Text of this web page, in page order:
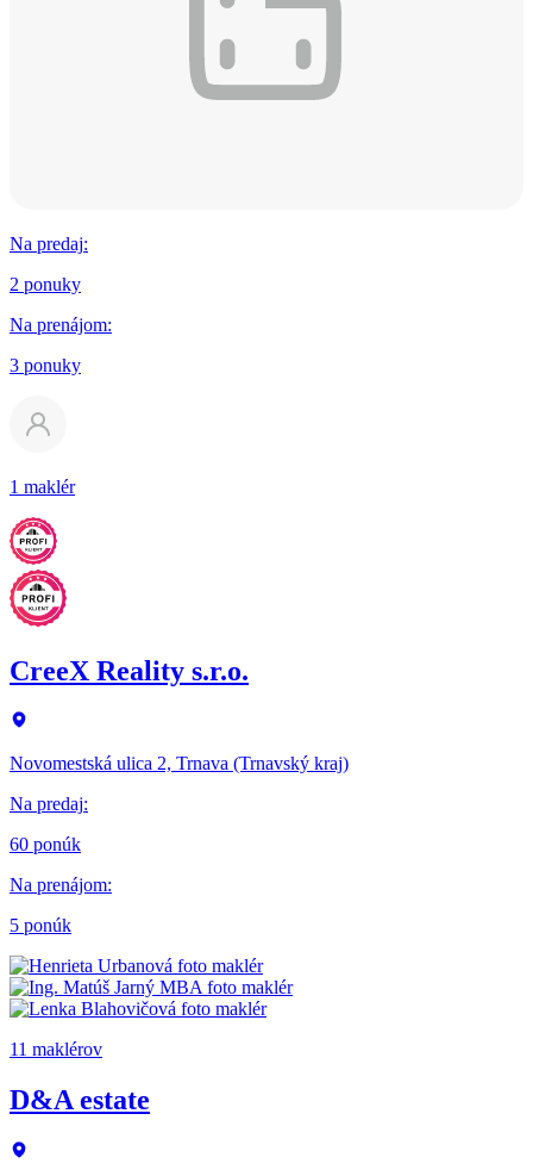
Na predaj:
2 ponuky
Na prenájom:
3 ponuky
1 maklér
CreeX Reality s.r.o.
Novomestská ulica 2, Trnava (Trnavský kraj)
Na predaj:
60 ponúk
Na prenájom:
5 ponúk
11 maklérov
D&A estate